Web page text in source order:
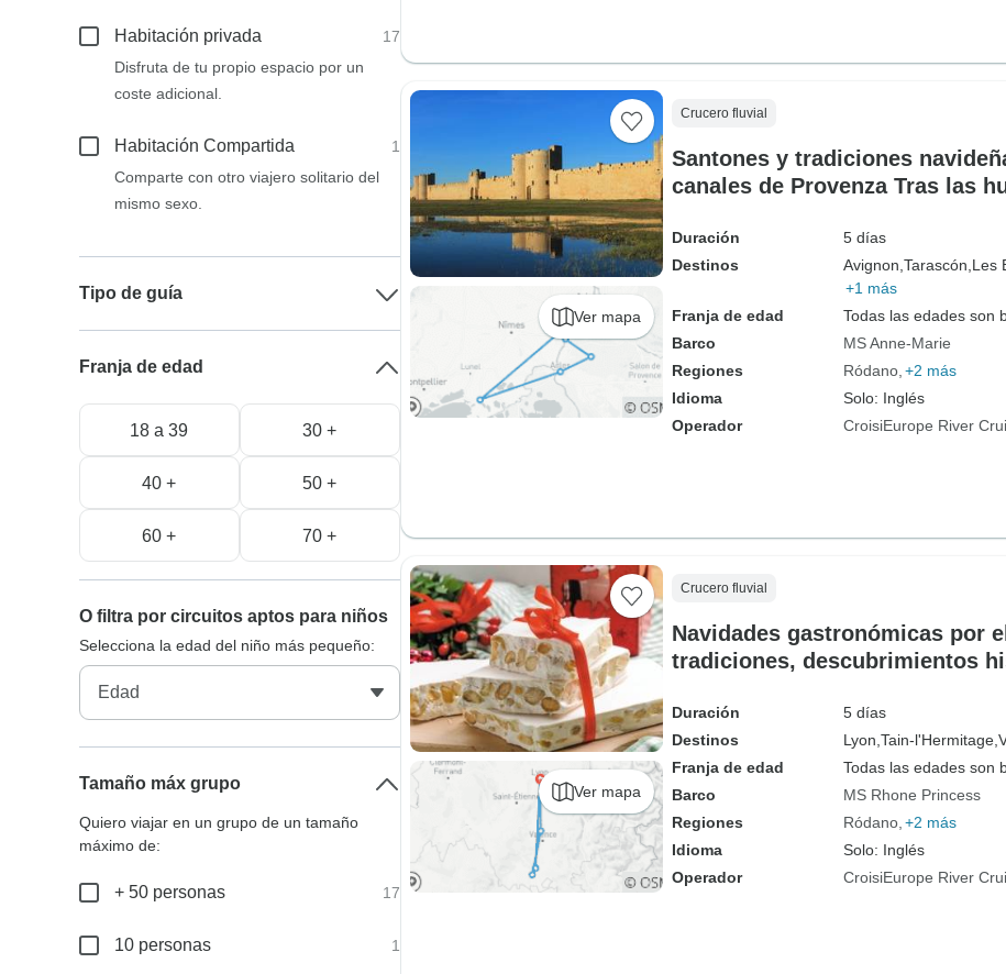
Ver mapa
Crucero fluvial
Santones y tradiciones
canales de Provenza Tras las
Duración
5 días
Destinos
Avignon, Tarascón, Les
+1 más
Franja de edad
Todas las edades son
Barco
MS Anne-Marie
Regiones
Ródano +2 más
Idioma
Solo: Inglés
Operador
CroisiEurope River
Ver mapa
Crucero fluvial
Navidades gastronómicas por
tradiciones, descubrimientos
Rhone Princess
Duración
5 días
Destinos
Lyon, Tain-l'Hermitage,
Franja de edad
Todas las edades son
Barco
MS Rhone Princess
Regiones
Ródano +2 más
Idioma
Solo: Inglés
Operador
CroisiEurope River
Habitación privada
17
Disfruta de tu propio espacio por un
coste adicional.
Habitación Compartida
1
Comparte con otro viajero solitario del
mismo sexo.
Tipo de guía
Franja de edad
18 a 39 30 +
40 + 50 +
60 + 70 +
O filtra por circuitos aptos para niños
Selecciona la edad del niño más pequeño:
Tamaño máx grupo
Quiero viajar en un grupo de un tamaño
máximo de:
+ 50 personas 17
10 personas 1